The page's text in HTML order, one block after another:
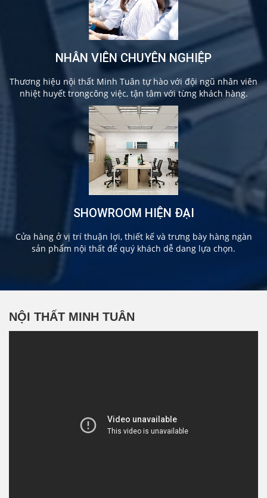
NHÂN VIÊN CHUYÊN NGHIỆP
Thương hiệu nội thất Minh Tuân tự hào với đội ngũ nhân viên
nhiệt huyết trongcông việc, tận tâm với từng khách hàng.
SHOWROOM HIỆN ĐẠI
Cửa hàng ở vị trí thuận lợi, thiết kế và trưng bày hàng ngàn
sản phẩm nội thất để quý khách dễ dang lựa chọn.
NỘI THẤT MINH TUÂN